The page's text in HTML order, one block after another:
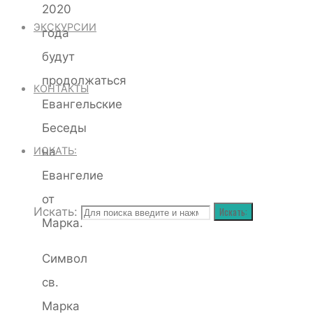
ЭКСКУРСИИ
КОНТАКТЫ
ИСКАТЬ:
Искать: Искать:
2020
года
будут
продолжаться
Евангельские
Беседы
на
Евангелие
от
Марка.
Символ
св.
Марка